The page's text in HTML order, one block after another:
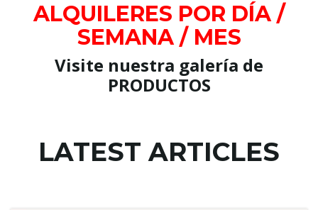
ALQUILERES POR DÍA /
SEMANA / MES
Visite nuestra galería de
PRODUCTOS
LATEST ARTICLES